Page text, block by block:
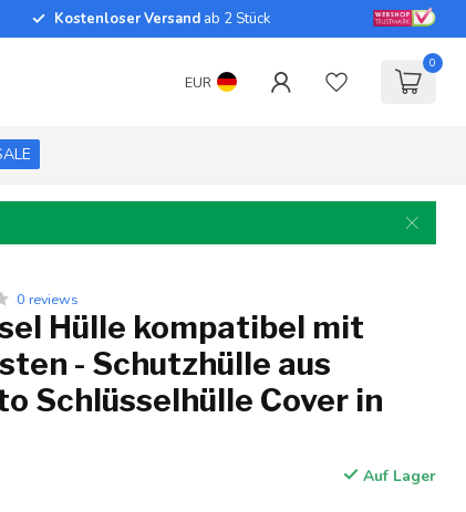
Kostenloser Versand ab 2 Stück
EUR
0
0 reviews
Hülle kompatibel mit
- Schutzhülle aus
Schlüsselhülle Cover in
Auf Lager